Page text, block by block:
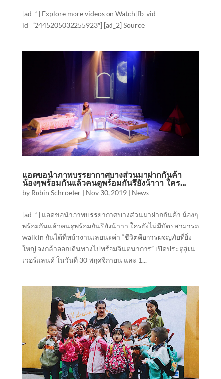
[ad_1] Explore more videos on Watch[fb_vid
id=”2445205032255923″] [ad_2] Source
แอดขอนำภาพบรรยากาศบางส่วนมาฝากกันค้า
น้องๆพร้อมกันแล้วคนดูพร้อมกันรึยังน้าาา ใคร…
by Robin Schroeter| Nov 30, 2019| News
[ad_1] แอดขอนำภาพบรรยากาศบางส่วนมาฝากกันค้า น้องๆ
พร้อมกันแล้วคนดูพร้อมกันรึยังน้าาา ใครยังไม่มีบัตรสามารถ
walk in กันได้ที่หน้างานเลยนะค่า “ชีวิตคือการผจญภัยที่ยิ่ง
ใหญ่ จงกล้าออกเดินทางไปพร้อมจินตนาการ” เปิดประตูสู่เน
เวอร์แลนด์ ในวันที่ 30 พฤศจิกายน และ 1...